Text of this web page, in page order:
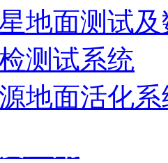
地面测试
测试系统
地面活化系